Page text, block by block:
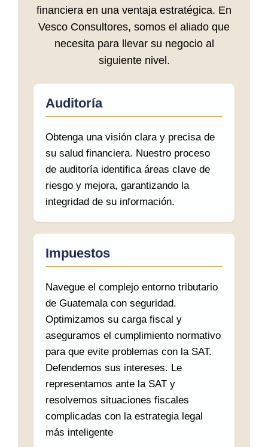
financiera en una ventaja estratégica. En
Vesco Consultores, somos el aliado que
necesita para llevar su negocio al
siguiente nivel.
Auditoría
Obtenga una visión clara y precisa de
su salud financiera. Nuestro proceso
de auditoría identifica áreas clave de
riesgo y mejora, garantizando la
integridad de su información.
Impuestos
Navegue el complejo entorno tributario
de Guatemala con seguridad.
Optimizamos su carga fiscal y
aseguramos el cumplimiento normativo
para que evite problemas con la SAT.
Defendemos sus intereses. Le
representamos ante la SAT y
resolvemos situaciones fiscales
complicadas con la estrategia legal
más inteligente